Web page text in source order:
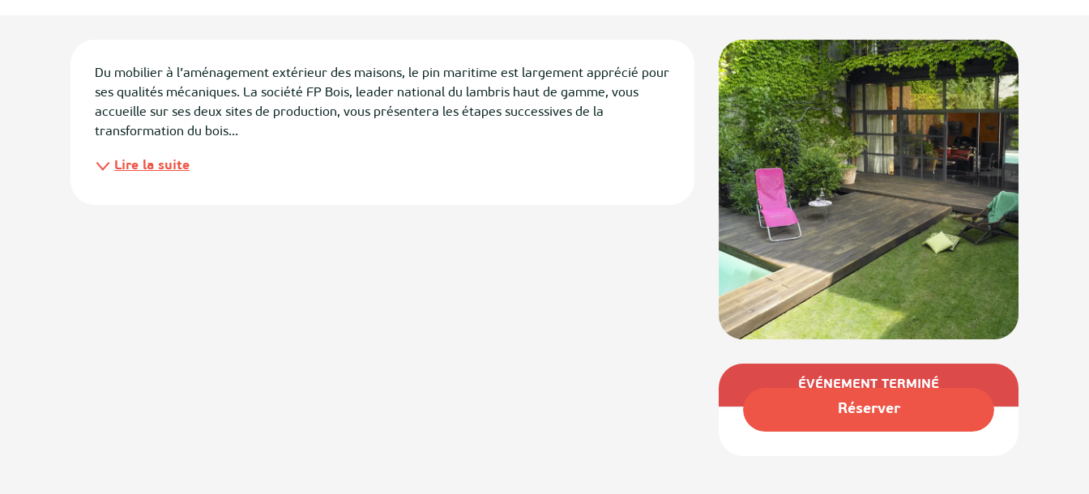
Ouverture et coordonnées
ÉVÉNEMENT TERMINÉ
Réserver
Du mobilier à l’aménagement extérieur des maisons, le pin maritime est largement apprécié pour
ses qualités mécaniques. La société FP Bois, leader national du lambris haut de gamme, vous
accueille sur ses deux sites de production, vous présentera les étapes successives de la
transformation du bois...
Lire la suite